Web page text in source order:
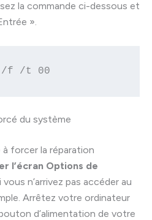
la commande ci-dessous et
».
/f /t 00
du système
forcer la réparation
l’écran Options de
vous n’arrivez pas accéder au
Arrêtez votre ordinateur
d’alimentation de votre